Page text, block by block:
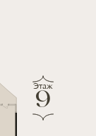
Этаж
9